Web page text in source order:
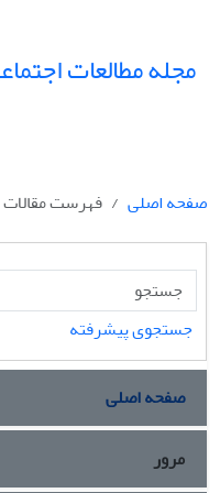
مجله مطالعات
صفحه اصلی
فهرست مقالات
جستجوی پیشرفته
صفحه اصلی
مرور